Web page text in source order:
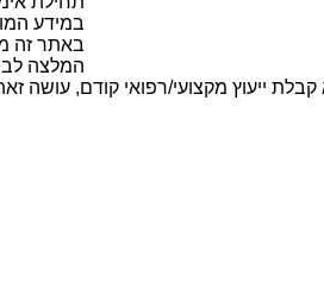
במידע
באתר זה
המלצה
ייעוץ מקצועי/רפואי קודם, עושה